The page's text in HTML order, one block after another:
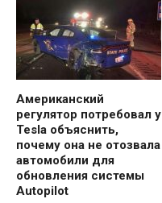
Американский
регулятор потребовал у
Tesla объяснить,
почему она не отозвала
автомобили для
обновления системы
Autopilot